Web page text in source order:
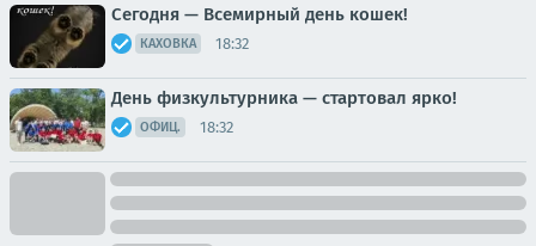
Сегодня — Всемирный день кошек!
КАХОВКА 18:32
День физкультурника — стартовал ярко!
ОФИЦ. 18:32